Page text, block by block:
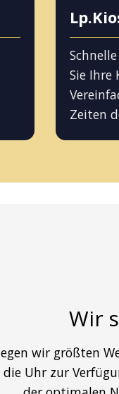
Sie Ihre
Zeiten
Wir
wir größten
Uhr zur